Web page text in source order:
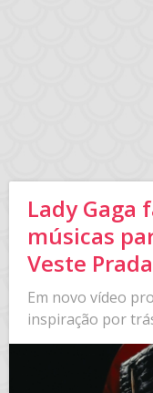
Lady Gaga
músicas
Veste
Em novo vídeo
inspiração por